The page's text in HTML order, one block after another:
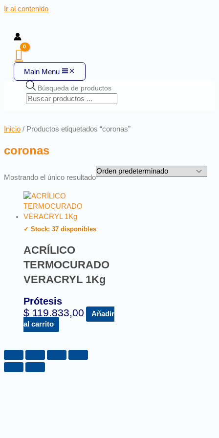
Ir al contenido
Main Menu
Búsqueda de productos
Inicio / Productos etiquetados “coronas”
coronas
Mostrando el único resultado
✓ Stock: 37 disponibles
ACRÍLICO
TERMOCURADO
VERACRYL 1Kg
Prótesis
$ 119.833,00
Añadir
al carrito